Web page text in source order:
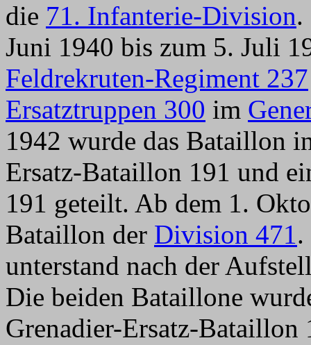
die 71. Infanterie-Division.
Juni 1940 bis zum 5. Juli
Feldrekruten-Regiment 237
Ersatztruppen 300 im
1942 wurde das Bataillon
Ersatz-Bataillon 191 und
191 geteilt. Ab dem 1.
Bataillon der Division 471.
unterstand nach der
Die beiden Bataillone
Grenadier-Ersatz-Bataillon